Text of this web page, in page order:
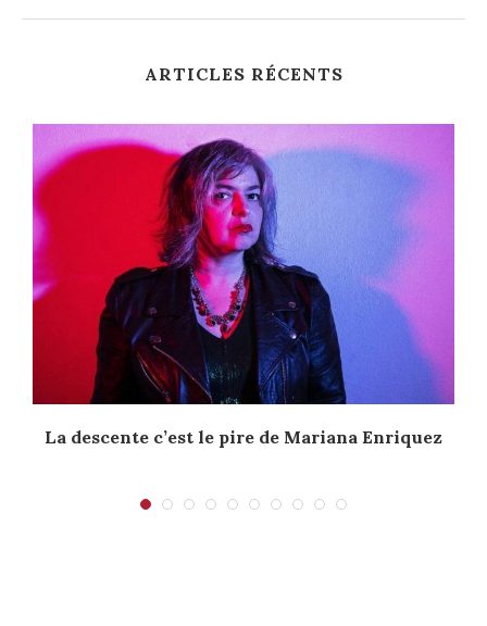
ARTICLES RÉCENTS
La descente c’est le pire de Mariana Enriquez